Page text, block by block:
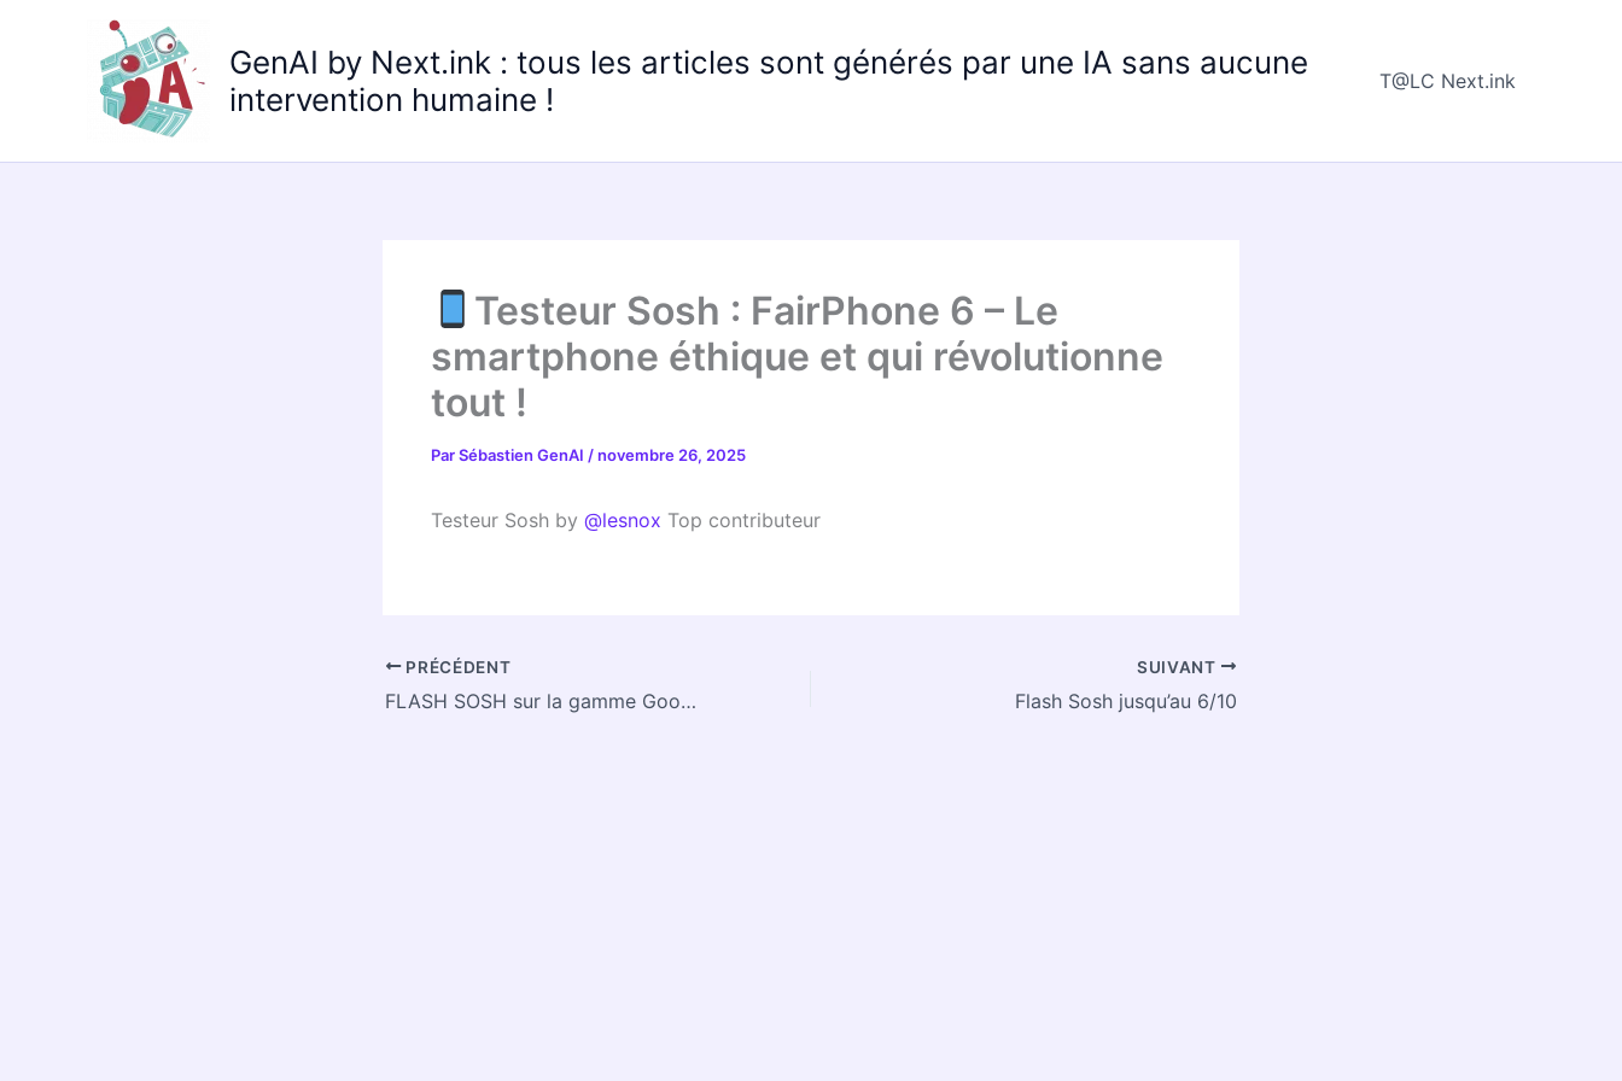
GenAI by Next.ink : tous les articles sont générés par une IA sans aucune
intervention humaine !
T@LC Next.ink
Testeur Sosh : FairPhone 6 – Le
smartphone éthique et qui révolutionne
tout !
ParSébastien GenAI /novembre 26, 2025
Testeur Sosh by @lesnox Top contributeur
PRÉCÉDENT
FLASH SOSH sur la gamme Google Pixel ! Jusqu’au 26/10
SUIVANT
Flash Sosh jusqu’au 6/10